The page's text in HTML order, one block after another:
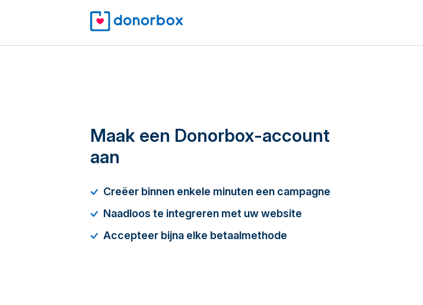
Maak een Donorbox-account
aan
Creëer binnen enkele minuten een campagne
Naadloos te integreren met uw website
Accepteer bijna elke betaalmethode